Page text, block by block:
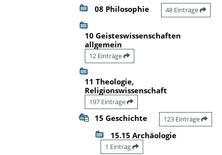
08 Philosophie 48 Einträge
10 Geisteswissenschaften
allgemein
12 Einträge
11 Theologie,
Religionswissenschaft
197 Einträge
15 Geschichte 123 Einträge
15.15 Archäologie
1 Eintrag